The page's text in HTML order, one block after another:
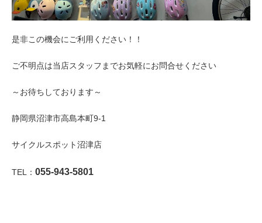
その他
お問い合わせ
個人情報保護
是非この機会にご利用ください！！
ご不明点は当店スタッフまでお気軽にお問合せください
～お待ちしております～
静岡県沼津市高島本町9-1
サイクルスポット沼津店
TEL： 055-943-5801